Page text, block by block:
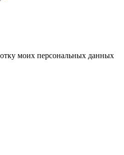
моих персональных данных